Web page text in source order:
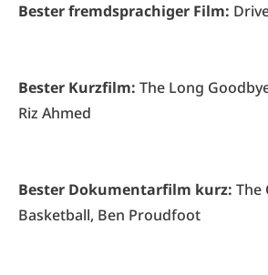
Bester fremdsprachiger Film:
Bester Kurzfilm: The Long
Riz Ahmed
Bester Dokumentarfilm kurz: The
Basketball, Ben Proudfoot